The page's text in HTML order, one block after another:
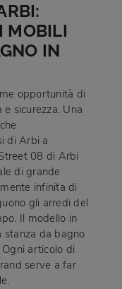
MOBILI
IN
opportunità di
sicurezza. Una
di Arbi a
08 di Arbi
di grande
infinita di
gli arredi del
Il modello in
stanza da bagno
articolo di
serve a far